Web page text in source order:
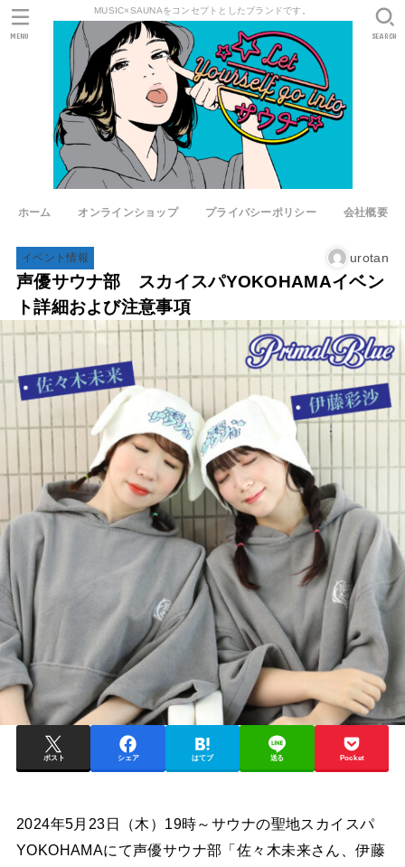
MUSIC×SAUNAをコンセプトとしたブランドです。
ホーム オンラインショップ プライバシーポリシー 会社概要
SEARCH
MENU
イベント情報 urotan
声優サウナ部 スカイスパYOKOHAMAイベン
ト詳細および注意事項
ポスト シェア はてブ 送る Pocket
2024年5月23日（木）19時～サウナの聖地スカイスパ
YOKOHAMAにて声優サウナ部「佐々木未来さん、伊藤